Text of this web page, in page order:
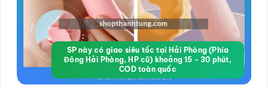
SP này có giao siêu tốc tại Hải Phòng (Phía
Đông Hải Phòng, HP cũ) khoảng 15 - 30 phút,
COD toàn quốc